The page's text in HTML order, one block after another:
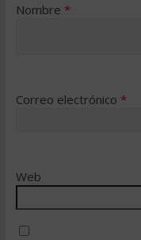
Nombre *
Correo electrónico *
Web